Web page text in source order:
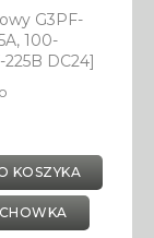
G3PF-
100-
DC24]
KOSZYKA